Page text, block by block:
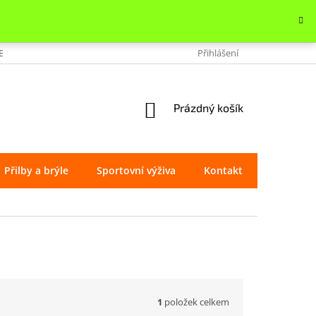
REKLAMACE OCHRANA
Přihlášení
NÁKUPNÍ
Prázdný košík
Přilby a brýle Sportovní výživa Kontakt
1 položek celkem